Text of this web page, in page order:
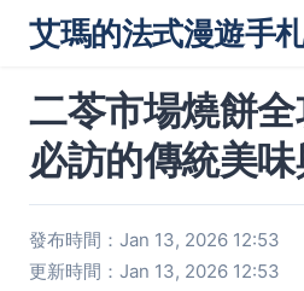
艾瑪的法式漫遊手
二苓市場燒餅
必訪的傳統美
發布時間：Jan 13, 2026 12:53
更新時間：Jan 13, 2026 12:53